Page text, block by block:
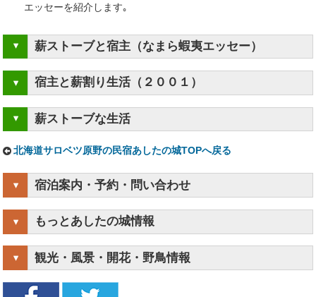
エッセーを紹介します｡
薪ストーブと宿主（なまら蝦夷エッセー）
宿主と薪割り生活（２００１）
薪ストーブな生活
北海道サロベツ原野の民宿あしたの城TOPへ戻る
宿泊案内・予約・問い合わせ
もっとあしたの城情報
観光・風景・開花・野鳥情報